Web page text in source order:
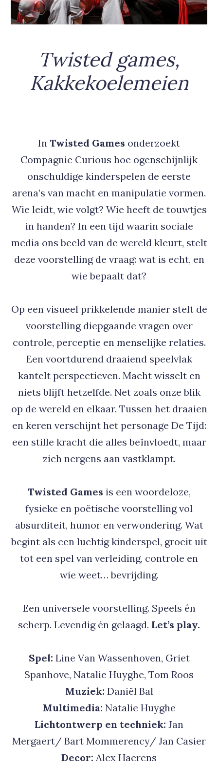
Twisted games,
Kakkekoelemeien
In Twisted Games onderzoekt
Compagnie Curious hoe ogenschijnlijk
onschuldige kinderspelen de eerste
arena’s van macht en manipulatie vormen.
Wie leidt, wie volgt? Wie heeft de touwtjes
in handen? In een tijd waarin sociale
media ons beeld van de wereld kleurt, stelt
deze voorstelling de vraag: wat is echt, en
wie bepaalt dat?
Op een visueel prikkelende manier stelt de
voorstelling diepgaande vragen over
controle, perceptie en menselijke relaties.
Een voortdurend draaiend speelvlak
kantelt perspectieven. Macht wisselt en
niets blijft hetzelfde. Net zoals onze blik
op de wereld en elkaar. Tussen het draaien
en keren verschijnt het personage De Tijd:
een stille kracht die alles beïnvloedt, maar
zich nergens aan vastklampt.
Twisted Games is een woordeloze,
fysieke en poëtische voorstelling vol
absurditeit, humor en verwondering. Wat
begint als een luchtig kinderspel, groeit uit
tot een spel van verleiding, controle en
wie weet… bevrijding.
Een universele voorstelling. Speels én
scherp. Levendig én gelaagd. Let’s play.
Spel: Line Van Wassenhoven, Griet
Spanhove, Natalie Huyghe, Tom Roos
Muziek: Daniël Bal
Multimedia: Natalie Huyghe
Lichtontwerp en techniek: Jan
Mergaert/ Bart Mommerency/ Jan Casier
Decor: Alex Haerens